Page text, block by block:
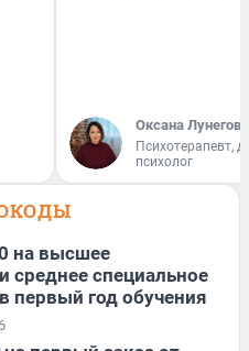
Оксана Лунегова
Психотерапевт,
психолог
на высшее
среднее специальное
первый год обучения